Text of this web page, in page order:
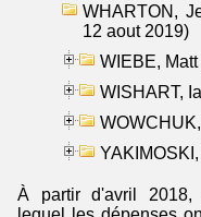
WHARTON,
12 aout 2019)
WIEBE,
WISHART,
À partir d'avril 2018,